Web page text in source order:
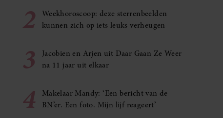
2
Weekhoroscoop: deze sterrenbeelden
kunnen zich op iets leuks verheugen
3
Jacobien en Arjen uit Daar Gaan Ze Weer
na 11 jaar uit elkaar
4
Makelaar Mandy: ‘Een bericht van de
BN’er. Een foto. Mijn lijf reageert’